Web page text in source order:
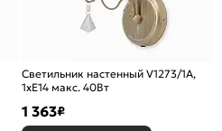
Светильник настенный V1273/1A,
1xE14 макс. 40Вт
1 363₽